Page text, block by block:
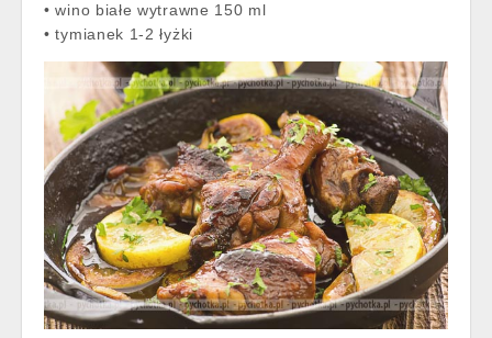
• wino białe wytrawne 150 ml
• tymianek 1-2 łyżki